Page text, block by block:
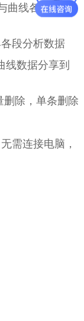
曲线各个区段
段分析数据
线数据分享到
删除，单条删除
需连接电脑，